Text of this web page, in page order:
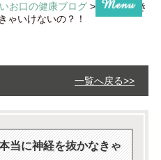
お口の健康ブログ> 神経を抜き
ゃいけないの？！
一覧へ戻る>>
当に神経を抜かなきゃ